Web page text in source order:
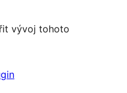
vývoj tohoto